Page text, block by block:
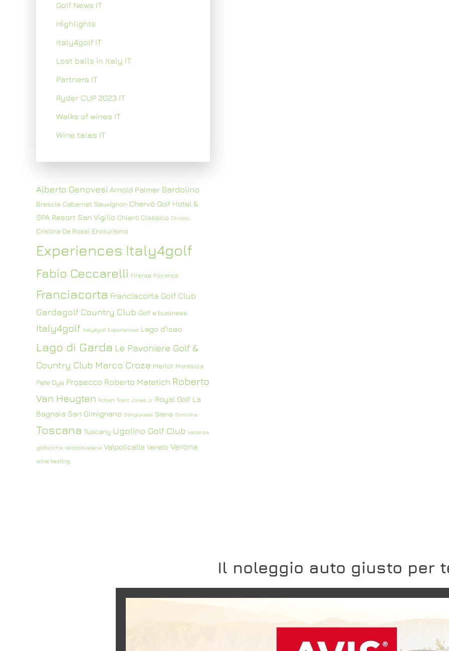
Golf News IT
Highlights
Italy4golf IT
Lost balls in Italy IT
Partners IT
Ryder CUP 2023 IT
Walks of wines IT
Wine tales IT
Alberto Genovesi Arnold Palmer Bardolino
Brescia Cabernet Sauvignon Chervò Golf Hotel &
SPA Resort San Vigilio Chianti Classico Christo
Cristina De Rossi Enoturismo
Experiences Italy4golf
Fabio Ceccarelli Firenze Florence
Franciacorta Franciacorta Golf Club
Gardagolf Country Club Golf e business
Italy4golf Italy4golf Experiences Lago d'Iseo
Lago di Garda Le Pavoniere Golf &
Country Club Marco Croze Merlot Montisola
Pete Dye Prosecco Roberto Matetich Roberto
Van Heugten Robert Trent Jones Jr Royal Golf La
Bagnaia San Gimignano Sangiovese Siena Sirmione
Toscana Tuscany Ugolino Golf Club vacanze
golfistiche Valdobbiadene Valpolicella Veneto Verona
wine tasting
Il noleggio auto giusto per